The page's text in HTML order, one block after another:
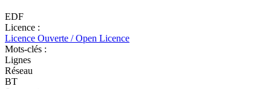
EDF
Licence :
Licence Ouverte / Open Licence
Mots-clés :
Lignes
Réseau
BT